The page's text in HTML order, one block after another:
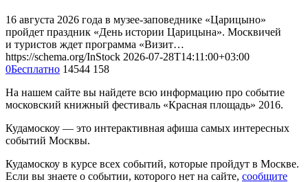
16 августа 2026 года в музее-заповеднике «Царицыно»
пройдет праздник «День истории Царицына». Москвичей
и туристов ждет программа «Визит…
https://schema.org/InStock 2026-07-28T14:11:00+03:00
0Бесплатно 14544 158
На нашем сайте вы найдете всю информацию про событие
московский книжный фестиваль «Красная площадь» 2016.
Кудамоскоу — это интерактивная афиша самых интересных
событий Москвы.
Кудамоскоу в курсе всех событий, которые пройдут в Москве.
Если вы знаете о событии, которого нет на сайте, сообщите